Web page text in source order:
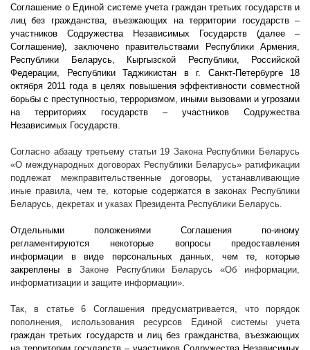
Соглашение о Единой системе учета граждан третьих государств и
лиц без гражданства, въезжающих на территории государств –
участников Содружества Независимых Государств (далее –
Соглашение), заключено правительствами Республики Армения,
Республики Беларусь, Кыргызской Республики, Российской
Федерации, Республики Таджикистан в г. Санкт-Петербурге 18
октября 2011 года в целях повышения эффективности совместной
борьбы с преступностью, терроризмом, иными вызовами и угрозами
на территориях государств – участников Содружества
Независимых Государств.
Согласно абзацу третьему статьи 19 Закона Республики Беларусь
«О международных договорах Республики Беларусь» ратификации
подлежат межправительственные договоры, устанавливающие
иные правила, чем те, которые содержатся в законах Республики
Беларусь, декретах и указах Президента Республики Беларусь.
Отдельными положениями Соглашения по-иному
регламентируются некоторые вопросы предоставления
информации в виде персональных данных, чем те, которые
закреплены в Законе Республики Беларусь «Об информации,
информатизации и защите информации».
Так, в статье 6 Соглашения предусматривается, что порядок
пополнения, использования ресурсов Единой системы учета
граждан третьих государств и лиц без гражданства, въезжающих